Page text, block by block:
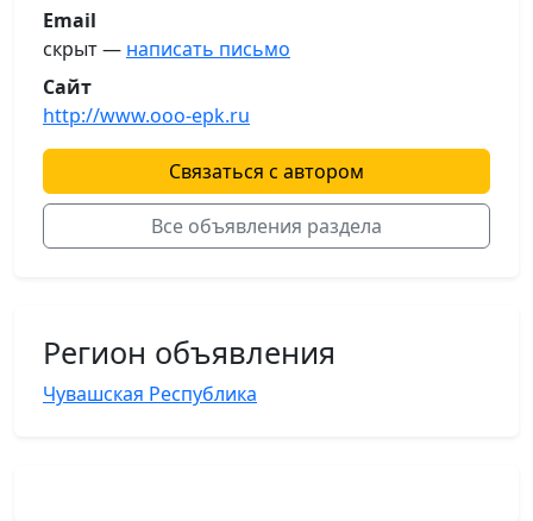
Email
скрыт — написать письмо
Сайт
http://www.ooo-epk.ru
Связаться с автором
Все объявления раздела
Регион объявления
Чувашская Республика